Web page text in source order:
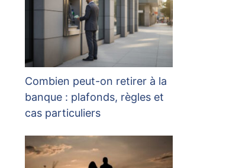
Combien peut-on retirer à la
banque : plafonds, règles et
cas particuliers